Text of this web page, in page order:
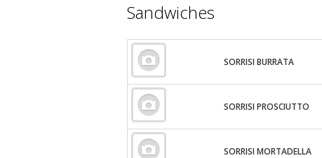
Sandwiches
SORRISI BURRATA
SORRISI PROSCIUTTO
SORRISI MORTADELLA